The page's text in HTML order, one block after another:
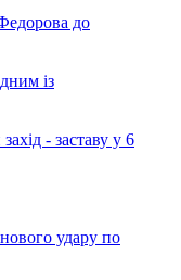
до
із
- заставу у 6
удару по